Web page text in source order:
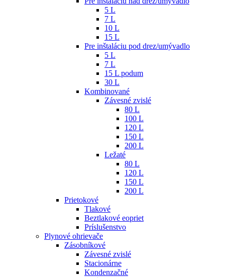
5 L
7 L
10 L
15 L
Pre inštaláciu pod drez/umývadlo
5 L
7 L
15 L podum
30 L
Kombinované
Závesné zvislé
80 L
100 L
120 L
150 L
200 L
Ležaté
80 L
120 L
150 L
200 L
Prietokové
Tlakové
Beztlakové eopriet
Príslušenstvo
Plynové ohrievače
Zásobníkové
Závesné zvislé
Stacionárne
Kondenzačné